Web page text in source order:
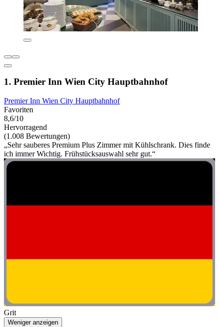
1. Premier Inn Wien City Hauptbahnhof
Premier Inn Wien City Hauptbahnhof
Favoriten
8,6/10
Hervorragend
(1.008 Bewertungen)
„Sehr sauberes Premium Plus Zimmer mit Kühlschrank. Dies finde
ich immer Wichtig. Frühstücksauswahl sehr gut.“
Grit
Weniger anzeigen